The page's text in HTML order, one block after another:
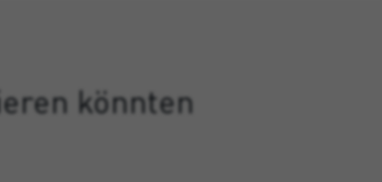
könnten